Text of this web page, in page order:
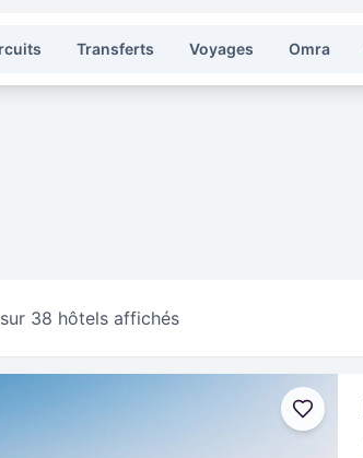
Transferts Voyages Omra
38 hôtels affichés